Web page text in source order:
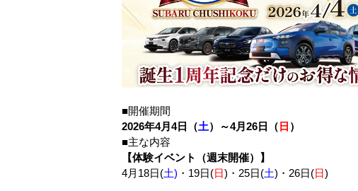
■開催期間
2026年4月4日（土）～4月26日（ 日 ）
■主な内容
【体験イベント（週末開催）】
4月18日(土) ・19日(日)・25日(土)・26日(日)